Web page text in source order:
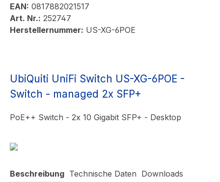
EAN: 0817882021517
Art. Nr.: 252747
Herstellernummer: US-XG-6POE
UbiQuiti UniFi Switch US-XG-6POE -
Switch - managed 2x SFP+
PoE++ Switch - 2x 10 Gigabit SFP+ - Desktop
Beschreibung Technische Daten Downloads